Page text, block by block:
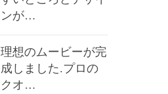
ンが…
理想のムービーが完
成しました.プロの
クオ…